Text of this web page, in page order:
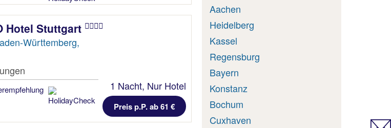
Hotel Stuttgart
Württemberg,
1 Nacht, Nur Hotel
Preis p.P. ab 61 €
Aachen
Heidelberg
Kassel
Regensburg
Bayern
Konstanz
Bochum
Cuxhaven